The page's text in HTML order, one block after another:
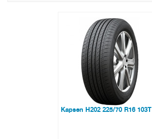
Kapsen H202 225/70 R16 103T